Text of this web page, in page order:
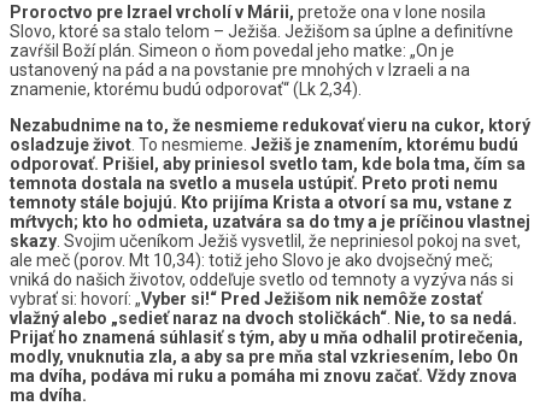
Proroctvo pre Izrael vrcholí v Márii, pretože ona v lone nosila
Slovo, ktoré sa stalo telom – Ježiša. Ježišom sa úplne a definitívne
zavŕšil Boží plán. Simeon o ňom povedal jeho matke: „On je
ustanovený na pád a na povstanie pre mnohých v Izraeli a na
znamenie, ktorému budú odporovať“ (Lk 2,34).
Nezabudnime na to, že nesmieme redukovať vieru na cukor, ktorý
osladzuje život . To nesmieme. Ježiš je znamením, ktorému budú
odporovať. Prišiel, aby priniesol svetlo tam, kde bola tma, čím sa
temnota dostala na svetlo a musela ustúpiť. Preto proti nemu
temnoty stále bojujú. Kto prijíma Krista a otvorí sa mu, vstane z
mŕtvych; kto ho odmieta, uzatvára sa do tmy a je príčinou vlastnej
skazy . Svojim učeníkom Ježiš vysvetlil, že nepriniesol pokoj na svet,
ale meč (porov. Mt 10,34): totiž jeho Slovo je ako dvojsečný meč;
vniká do našich životov, oddeľuje svetlo od temnoty a vyzýva nás si
vybrať si: hovorí: „Vyber si!“ Pred Ježišom nik nemôže zostať
vlažný alebo „sedieť naraz na dvoch stoličkách“ Nie, to sa nedá.
Prijať ho znamená súhlasiť s tým, aby u mňa odhalil protirečenia,
modly, vnuknutia zla, a aby sa pre mňa stal vzkriesením, lebo On
ma dvíha, podáva mi ruku a pomáha mi znovu začať. Vždy znova
ma dvíha.